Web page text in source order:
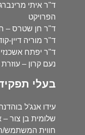
ד"ר איתי
הפרויקט
ד"ר חן שטרס –
ד"ר מוריה דיין-
ד"ר יפתח
נעם קרון –
בעלי
עידו אנג'ל
שלומית בן צור
חווית המשתמש/